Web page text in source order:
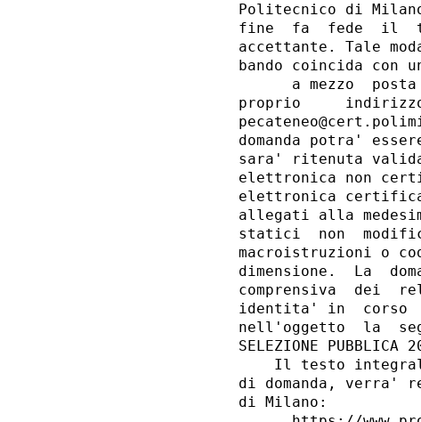
Politecnico di
fine  fa  fede  il
accettante. Tale
bando coincida con
a mezzo
proprio
domanda potra'
sara' ritenuta
elettronica non
elettronica
allegati alla
statici  non
macroistruzioni o
dimensione.  La
comprensiva  dei
identita' in  corso
nell'oggetto  la
SELEZIONE PUBBLICA
Il testo
di domanda,
di Milano: